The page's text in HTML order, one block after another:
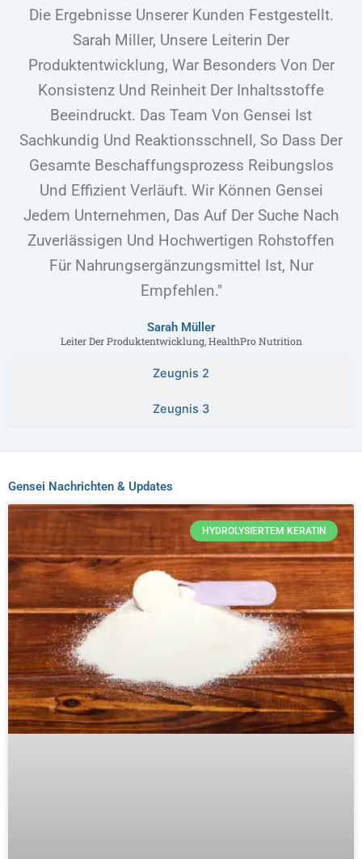
Zeugnis 2
Zeugnis 3
Die Ergebnisse Unserer Kunden Festgestellt.
Sarah Miller, Unsere Leiterin Der
Produktentwicklung, War Besonders Von Der
Konsistenz Und Reinheit Der Inhaltsstoffe
Beeindruckt. Das Team Von Gensei Ist
Sachkundig Und Reaktionsschnell, So Dass Der
Gesamte Beschaffungsprozess Reibungslos
Und Effizient Verläuft. Wir Können Gensei
Jedem Unternehmen, Das Auf Der Suche Nach
Zuverlässigen Und Hochwertigen Rohstoffen
Für Nahrungsergänzungsmittel Ist, Nur
Empfehlen."
Sarah Müller
Leiter Der Produktentwicklung, HealthPro Nutrition
Gensei Nachrichten & Updates
HYDROLYSIERTEM KERATIN